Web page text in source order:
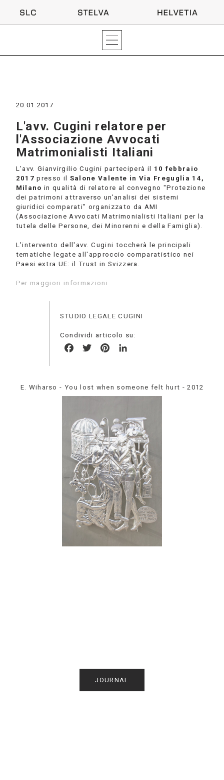
20.01.2017
L'avv. Cugini relatore per
l'Associazione Avvocati
Matrimonialisti Italiani
L'avv. Gianvirgilio Cugini parteciperà il 10 febbraio
2017 presso il Salone Valente in Via Freguglia 14,
Milano in qualità di relatore al convegno "Protezione
dei patrimoni attraverso un'analisi dei sistemi
giuridici comparati" organizzato da AMI
(Associazione Avvocati Matrimonialisti Italiani per la
tutela delle Persone, dei Minorenni e della Famiglia).
L'intervento dell'avv. Cugini toccherà le principali
tematiche legate all'approccio comparatistico nei
Paesi extra UE: il Trust in Svizzera.
Per maggiori informazioni
STUDIO LEGALE CUGINI
Condividi articolo su:
FacebookTwitterPinterest
E. Wiharso - You lost when someone felt hurt - 2012
JOURNAL